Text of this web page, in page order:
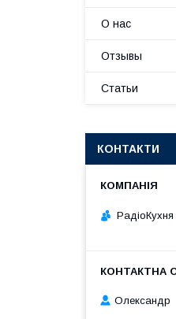
О нас
Отзывы
Статьи
КОНТАКТИ
РадіоКухня
Олександр